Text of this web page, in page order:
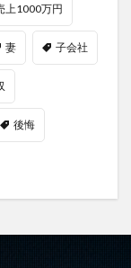
上1000万円
妻 子会社
後悔